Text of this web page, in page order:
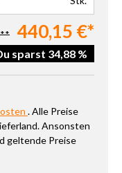
440,15 €*
sparst 34,88 %
. Alle Preise
Ansonsten
geltende Preise